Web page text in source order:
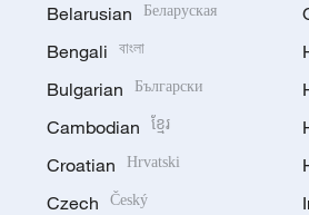
Belarusian Беларуская
Bengali বাংলা
Bulgarian Български
Cambodian ខ្មែរ
Croatian Hrvatski
Czech Český